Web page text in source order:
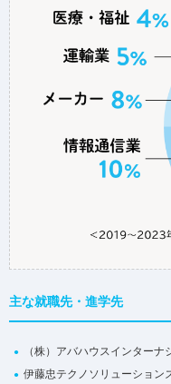
主な就職先・進学先
（株）アバハウスインターナ
伊藤忠テクノソリューション